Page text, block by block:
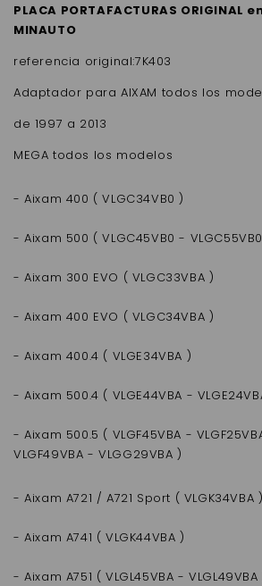
PLACA PORTAFACTURAS ORIGINAL
MINAUTO
referencia original:7K403
Adaptador para AIXAM todos los
de 1997 a 2013
MEGA todos los modelos
- Aixam 400 ( VLGC34VB0 )
- Aixam 500 ( VLGC45VB0 -
- Aixam 300 EVO ( VLGC33VBA )
- Aixam 400 EVO ( VLGC34VBA )
- Aixam 400.4 ( VLGE34VBA )
- Aixam 500.4 ( VLGE44VBA -
- Aixam 500.5 ( VLGF45VBA -
VLGF49VBA - VLGG29VBA )
- Aixam A721 / A721 Sport ( VLGK34VBA )
- Aixam A741 ( VLGK44VBA )
- Aixam A751 ( VLGL45VBA - VLGL49VBA